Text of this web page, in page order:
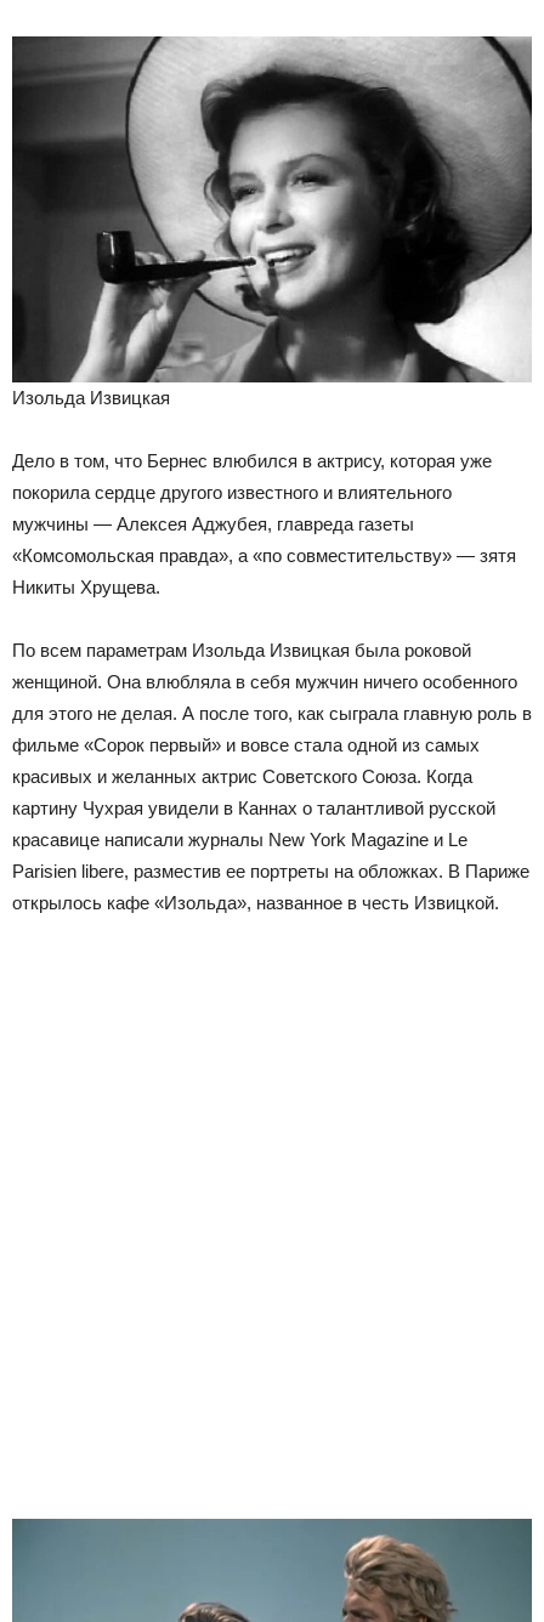
Изольда Извицкая
Дело в том, что Бернес влюбился в актрису, которая уже
покорила сердце другого известного и влиятельного
мужчины — Алексея Аджубея, главреда газеты
«Комсомольская правда», а «по совместительству» — зятя
Никиты Хрущева.
По всем параметрам Изольда Извицкая была роковой
женщиной. Она влюбляла в себя мужчин ничего особенного
для этого не делая. А после того, как сыграла главную роль в
фильме «Сорок первый» и вовсе стала одной из самых
красивых и желанных актрис Советского Союза. Когда
картину Чухрая увидели в Каннах о талантливой русской
красавице написали журналы New York Magazine и Le
Parisien libere, разместив ее портреты на обложках. В Париже
открылось кафе «Изольда», названное в честь Извицкой.